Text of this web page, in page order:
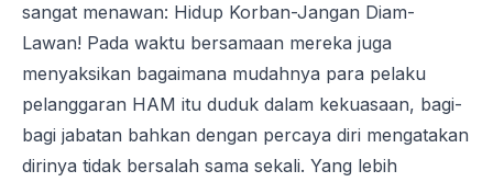
sangat menawan: Hidup Korban-Jangan Diam-
Lawan! Pada waktu bersamaan mereka juga
menyaksikan bagaimana mudahnya para pelaku
pelanggaran HAM itu duduk dalam kekuasaan, bagi-
bagi jabatan bahkan dengan percaya diri mengatakan
dirinya tidak bersalah sama sekali. Yang lebih